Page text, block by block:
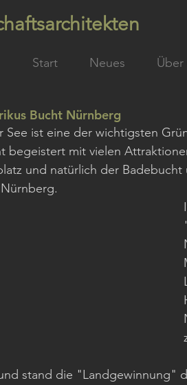
Start Neues Über
Bucht Nürnberg
See ist eine der wichtigsten
begeistert mit vielen
und natürlich der
stand die "Landgewinnung"